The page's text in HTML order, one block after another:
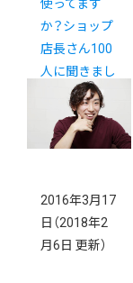
使ってます
か？ショップ
店長さん100
人に聞きまし
2016年3月17
日 （2018年2
月6日 更新）